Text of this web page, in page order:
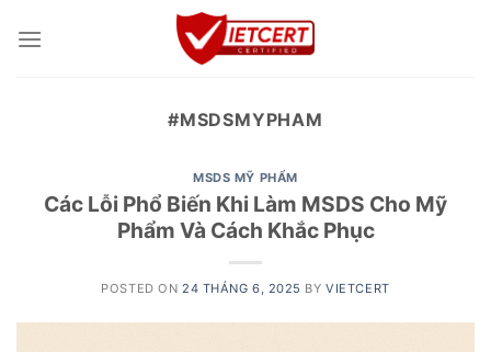
#MSDSMYPHAM
MSDS MỸ PHẨM
Các Lỗi Phổ Biến Khi Làm MSDS Cho Mỹ
Phẩm Và Cách Khắc Phục
POSTED ON 24 THÁNG 6, 2025 BYVIETCERT